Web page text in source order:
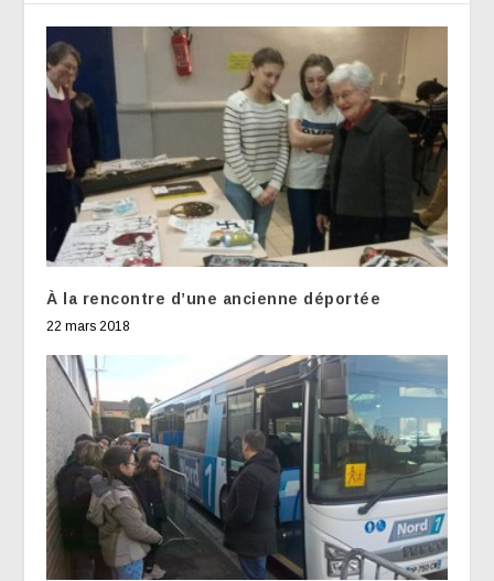
À la rencontre d’une ancienne déportée
22 mars 2018